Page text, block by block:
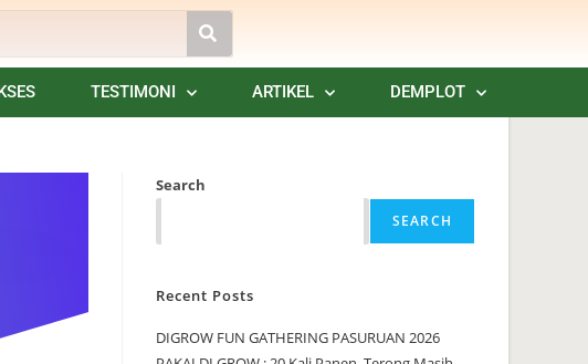
TESTIMONI ARTIKEL DEMPLOT
Search
SEARCH
Recent Posts
DIGROW FUN GATHERING PASURUAN 2026